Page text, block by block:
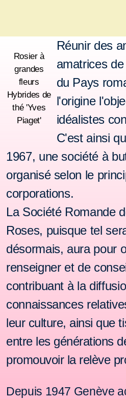
Rosier à
grandes
fleurs
Hybrides de
thé 'Yves
Piaget'
Réunir des
amatrices
du Pays
l'origine
idéalistes
C'est ainsi
1967, une société à
organisé selon le
corporations.
La Société Romande
Roses, puisque tel
désormais, aura pour
renseigner et de
contribuant à la
connaissances
leur culture, ainsi que
entre les générations
promouvoir la relève
Depuis 1947 Genève